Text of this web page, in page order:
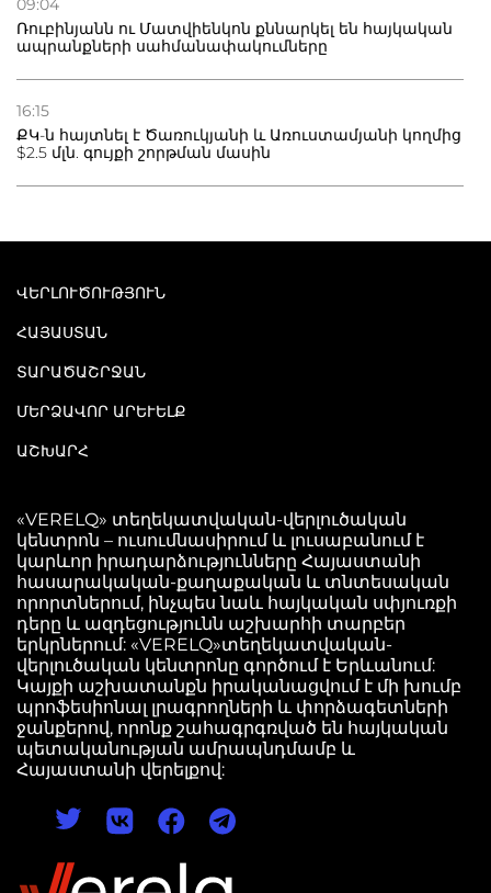
09:04
Ռուբինյանն ու Մատվիենկոն քննարկել են հայկական
ապրանքների սահմանափակումները
16:15
ՔԿ-ն հայտնել է Ծառուկյանի և Առուստամյանի կողմից
$2.5 մլն. գույքի շորթման մասին
ՎԵՐԼՈՒԾՈՒԹՅՈՒՆ
ՀԱՅԱՍՏԱՆ
ՏԱՐԱԾԱՇՐՋԱՆ
ՄԵՐՁԱՎՈՐ ԱՐԵՒԵԼՔ
ԱՇԽԱՐՀ
«VERELQ» տեղեկատվական-վերլուծական
կենտրոն – ուսումնասիրում և լուսաբանում է
կարևոր իրադարձությունները Հայաստանի
հասարակական-քաղաքական և տնտեսական
որորտներում, ինչպես նաև հայկական սփյուռքի
դերը և ազդեցությունն աշխարհի տարբեր
երկրներում: «VERELQ»տեղեկատվական-
վերլուծական կենտրոնը գործում է Երևանում:
Կայքի աշխատանքն իրականացվում է մի խումբ
պրոֆեսիոնալ լրագրողների և փորձագետների
ջանքերով, որոնք շահագրգռված են հայկական
պետականության ամրապնդմամբ և
Հայաստանի վերելքով: